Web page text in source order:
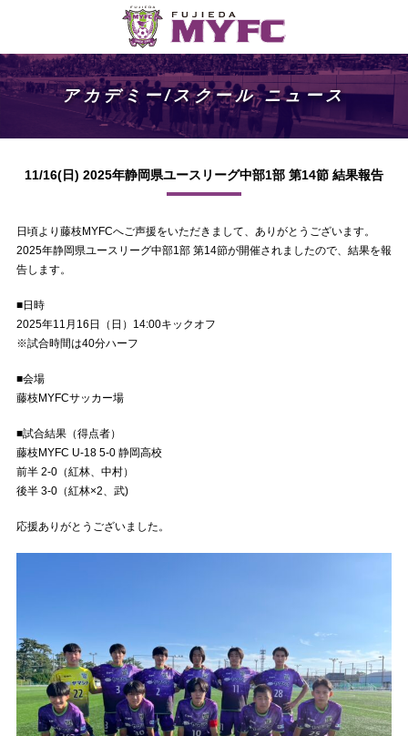
アカデミー/スクール ニュース
11/16(日) 2025年静岡県ユースリーグ中部1部 第14節 結果報告
日頃より藤枝MYFCへご声援をいただきまして、ありがとうございます。
2025年静岡県ユースリーグ中部1部 第14節が開催されましたので、結果を報
告します。
■日時
2025年11月16日（日）14:00キックオフ
※試合時間は40分ハーフ
■会場
藤枝MYFCサッカー場
■試合結果（得点者）
藤枝MYFC U-18 5-0 静岡高校
前半 2-0（紅林、中村）
後半 3-0（紅林×2、武)
応援ありがとうございました。